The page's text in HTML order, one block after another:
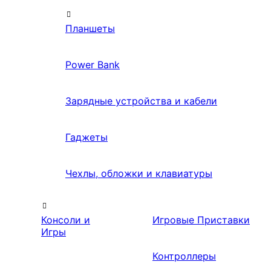
Планшеты
Power Bank
Зарядные устройства и кабели
Гаджеты
Чехлы, обложки и клавиатуры
Консоли и
Игры
Игровые Приставки
Контроллеры